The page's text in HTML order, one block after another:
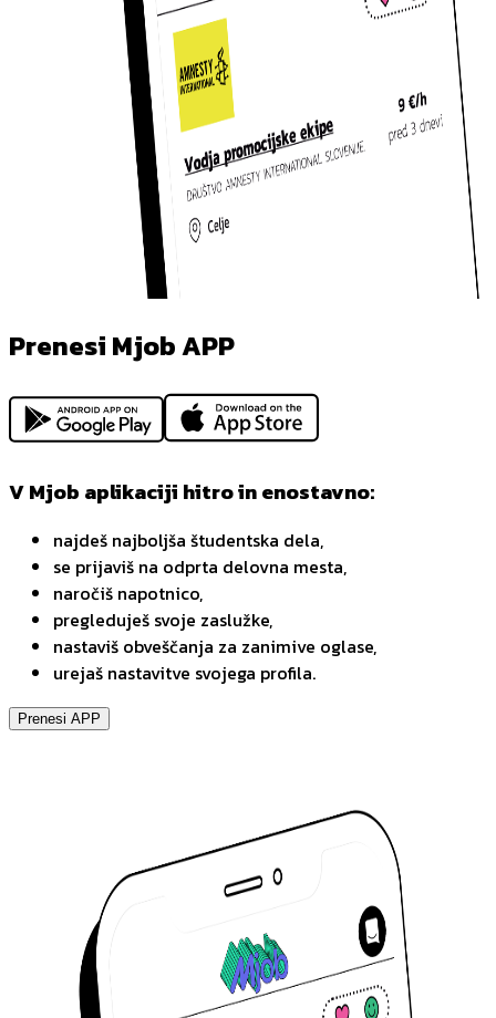
Prenesi Mjob APP
V Mjob aplikaciji hitro in enostavno:
najdeš najboljša študentska dela,
se prijaviš na odprta delovna mesta,
naročiš napotnico,
pregleduješ svoje zaslužke,
nastaviš obveščanja za zanimive oglase,
urejaš nastavitve svojega profila.
Prenesi APP